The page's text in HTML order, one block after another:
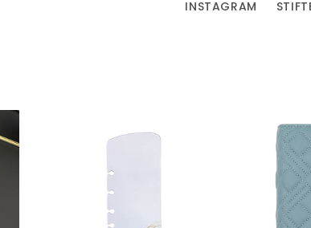
INSTAGRAM